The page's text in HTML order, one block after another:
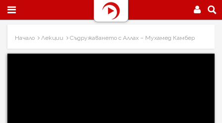
Начало Лекции Съдружаването с Аллах – Мухамед Камбер